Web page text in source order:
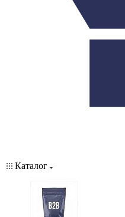
Каталог